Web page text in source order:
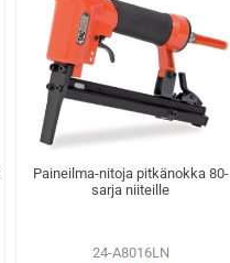
Paineilma-nitoja pitkänokka 80-
sarja niiteille
24-A8016LN